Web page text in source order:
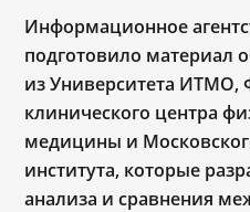
Информационное
подготовило материал
из Университета ИТМО,
клинического центра
медицины и
института, которые
анализа и сравнения